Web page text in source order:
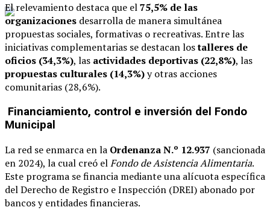
El relevamiento destaca que el75,5% de las
organizaciones desarrolla de manera simultánea
propuestas sociales, formativas o recreativas. Entre las
iniciativas complementarias se destacan lostalleres de
oficios (34,3%), las actividades deportivas (22,8%), las
propuestas culturales (14,3%)y otras acciones
comunitarias (28,6%).
Financiamiento, control e inversión del Fondo
Municipal
La red se enmarca en la Ordenanza N.º 12.937 (sancionada
en 2024), la cual creó elFondo de Asistencia Alimentaria.
Este programa se financia mediante una alícuota específica
del Derecho de Registro e Inspección (DREI) abonado por
bancos y entidades financieras.